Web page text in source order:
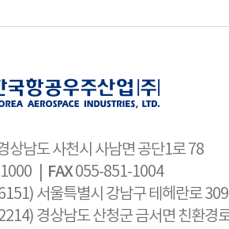
상남도 사천시 사남면 공단1로 78
| FAX055-851-1004
서울특별시 강남구 테헤란로
경상남도 산청군 금서면 친환경